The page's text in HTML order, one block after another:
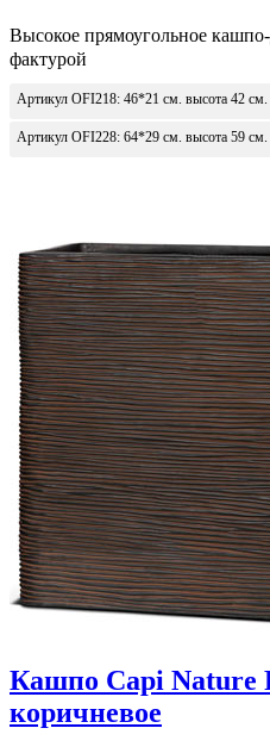
Высокое прямоугольное
фактурой
Артикул OFI218: 46*21 см. высота 42 см.
Артикул OFI228: 64*29 см. высота 59 см.
Кашпо Capi Nature
коричневое